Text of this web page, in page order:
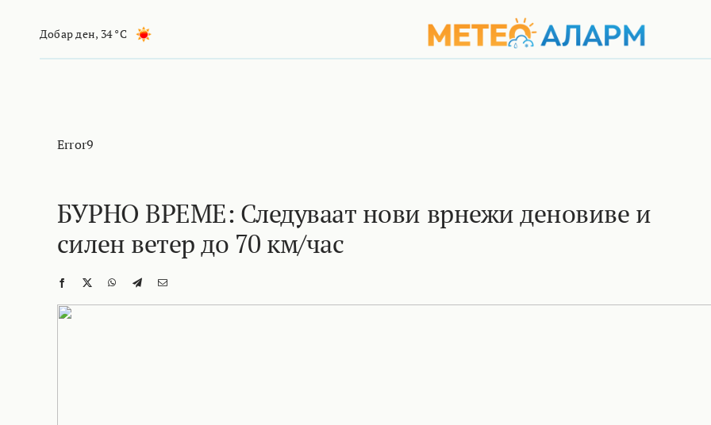
Добар ден, 34 °C
Error9
БУРНО ВРЕМЕ: Следуваат нови врнежи деновиве и
силен ветер до 70 км/час